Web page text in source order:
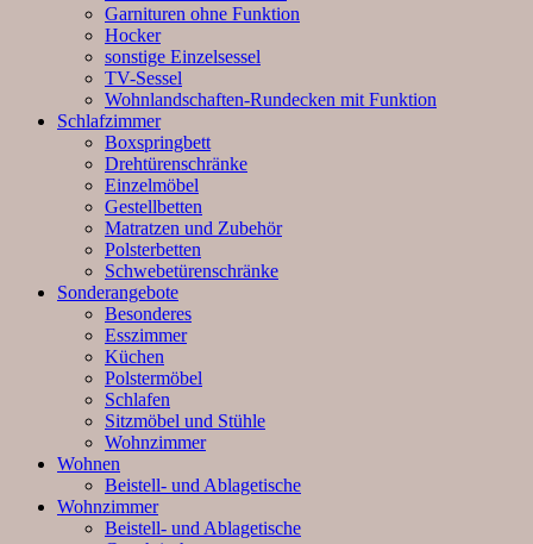
Garnituren ohne Funktion
Hocker
sonstige Einzelsessel
TV-Sessel
Wohnlandschaften-Rundecken mit Funktion
Schlafzimmer
Boxspringbett
Drehtürenschränke
Einzelmöbel
Gestellbetten
Matratzen und Zubehör
Polsterbetten
Schwebetürenschränke
Sonderangebote
Besonderes
Esszimmer
Küchen
Polstermöbel
Schlafen
Sitzmöbel und Stühle
Wohnzimmer
Wohnen
Beistell- und Ablagetische
Wohnzimmer
Beistell- und Ablagetische